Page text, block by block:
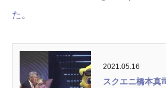
た 。
2021.05.16
スクエニ橋本真